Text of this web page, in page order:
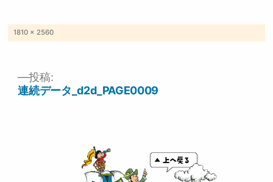
フ
1810 × 2560
投
稿
投稿:
連続データ_d2d_PAGE0009